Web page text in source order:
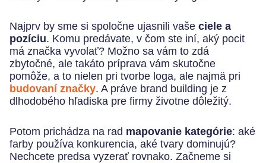
Najprv by sme si spoločne ujasnili vaše ciele a
pozíciu. Komu predávate, v čom ste iní, aký pocit
má značka vyvolať? Možno sa vám to zdá
zbytočné, ale takáto príprava vám skutočne
pomôže, a to nielen pri tvorbe loga, ale najmä pri
budovaní značky. A práve brand building je z
dlhodobého hľadiska pre firmy životne dôležitý.
Potom prichádza na rad mapovanie kategórie: aké
farby používa konkurencia, aké tvary dominujú?
Nechcete predsa vyzerať rovnako. Začneme si